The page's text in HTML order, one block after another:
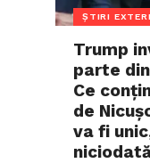
ȘTIRI
Trump
parte
Ce
de
va fi